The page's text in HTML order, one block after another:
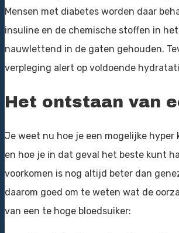
Mensen met diabetes worden daar
insuline en de chemische stoffen in
nauwlettend in de gaten gehouden.
verpleging alert op voldoende
Het ontstaan van
Je weet nu hoe je een mogelijke hyper
en hoe je in dat geval het beste kunt
voorkomen is nog altijd beter dan
daarom goed om te weten wat de
van een te hoge bloedsuiker: